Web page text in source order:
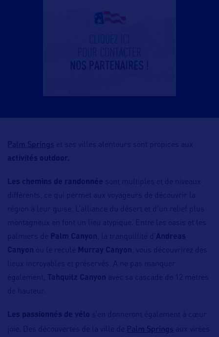
Palm Springs et ses villes alentours sont propices aux
activités outdoor.
Les chemins de randonnée sont multiples et de niveaux
différents, ce qui permet aux voyageurs de découvrir la
région à leur guise. L’alliance du désert et d’un relief plus
montagneux en font un lieu atypique. Entre les oasis et les
palmiers de Palm Canyon , la tranquillité d’ Andreas
Canyon ou le reculé Murray Canyon , vous découvrirez des
lieux incroyables et préservés. A ne pas manquer
également,
Tahquitz Canyon avec sa cascade de 12 mètres
de hauteur.
Les passionnés de vélo s’en donneront également à cœur
joie. Des découvertes de la ville de Palm Springs aux virées